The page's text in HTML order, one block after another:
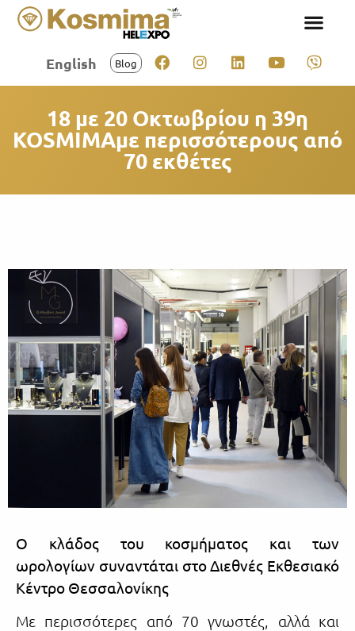
English Blog
18 με 20 Οκτωβρίου η 39η
KOSMIMAμε περισσότερους από
70 εκθέτες
Ο κλάδος του κοσμήματος και των
ωρολογίων συναντάται στο Διεθνές Εκθεσιακό
Κέντρο Θεσσαλονίκης
Με περισσότερες από 70 γνωστές, αλλά και